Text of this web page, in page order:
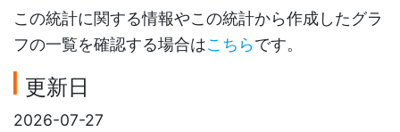
この統計に関する情報やこの統計から作成したグラ
フの一覧を確認する場合はこちらです。
更新日
2026-07-27